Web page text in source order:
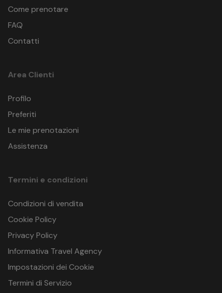
Come prenotare
FAQ
Contatti
Area Clienti
Profilo
Preferiti
Le mie prenotazioni
Assistenza
Termini e condizioni
Condizioni di vendita
Cookie Policy
Privacy Policy
Informativa Travel Agency
Impostazioni dei Cookie
Termini di Servizio